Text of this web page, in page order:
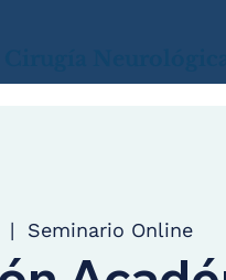
|
Seminario Online